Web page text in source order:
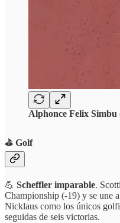
Alphonce Felix Simbu
⛳️ Golf
💪 Scheffler imparable.
Championship (-19) y se une
Nicklaus como los únicos
seguidas de seis victorias.